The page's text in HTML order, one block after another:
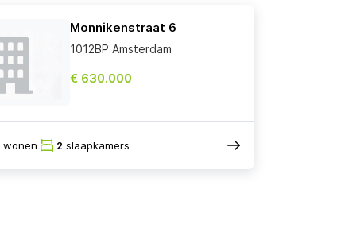
Monnikenstraat 6
1012BP Amsterdam
€ 630.000
wonen 2 slaapkamers